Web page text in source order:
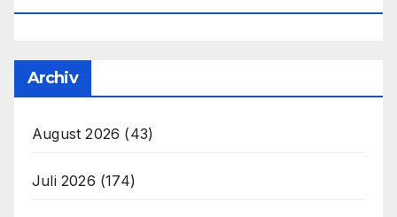
Archiv
August 2026 (43)
Juli 2026 (174)